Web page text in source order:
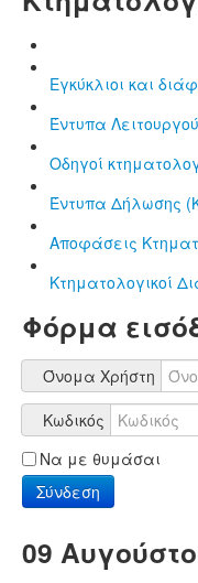
Εγκύκλιοι και
Έντυπα
Οδηγοί
Έντυπα Δήλωσης
Αποφάσεις
Κτηματολογικοί
Φόρμα
Όνομα Χρήστη
Κωδικός
Να με θυμάσαι
Σύνδεση
09